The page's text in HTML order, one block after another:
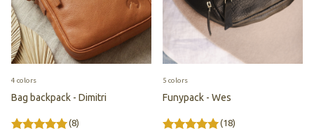
Bag backpack - Dimitri
(8)
4 colors
Funypack - Wes
(18)
5 colors